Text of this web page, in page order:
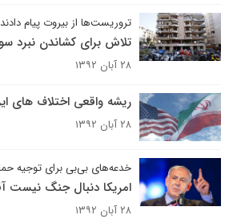
تروریست‌ها از بیروت پیام
تلاش برای کشاندن نبرد
۲۸ آبان ۱۳۹۲
ریشه واقعی اختلاف های
۲۸ آبان ۱۳۹۲
خدعه‌های بی‌بی برای توجیه
امریکا دنبال جنگ نیست
۲۸ آبان ۱۳۹۲